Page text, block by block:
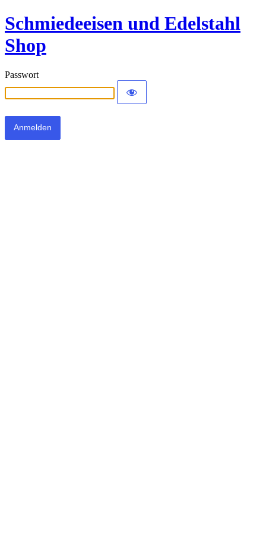
Schmiedeeisen und Edelstahl
Shop
Passwort